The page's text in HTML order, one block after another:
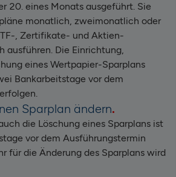
20. eines Monats ausgeführt. Sie
monatlich, zweimonatlich oder
, Zertifikate- und Aktien-
ausführen. Die Einrichtung,
eines Wertpapier-Sparplans
Bankarbeitstage vor dem
Sparplan ändern
die Löschung eines Sparplans ist
vor dem Ausführungstermin
für die Änderung des Sparplans wird